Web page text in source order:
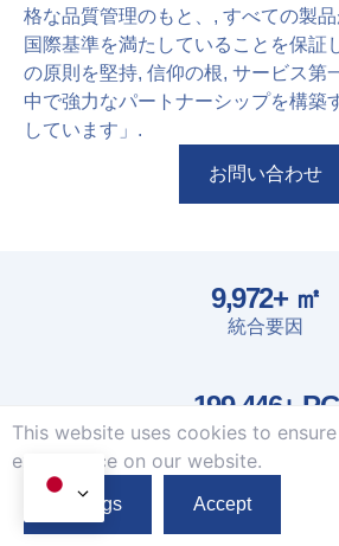
格な品質管理のもと、, すべての製
国際基準を満たしていることを保証
の原則を堅持, 信仰の根, サービス第
中で強力なパートナーシップを構築
しています」.
お問い合わせ
統合要因
10,000+ ㎡
毎月の生産
200,000+ PC
100
This website uses cookies to
exprerience on our website.